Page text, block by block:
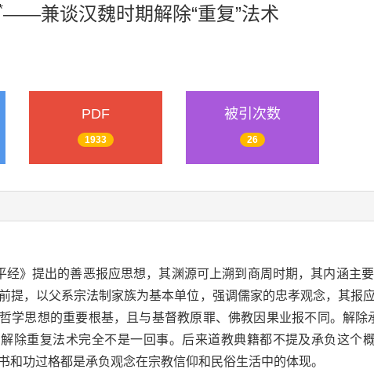
——兼谈汉魏时期解除“重复”法术
PDF
1933
被引次数
26
经》提出的善恶报应思想，其渊源可上溯到商周时期，其内涵主
提，以父系宗法制家族为基本单位，强调儒家的忠孝观念，其报
学思想的重要根基，且与基督教原罪、佛教因果业报不同。解
除重复法术完全不是一回事。后来道教典籍都不提及承负这个
和功过格都是承负观念在宗教信仰和民俗生活中的体现。